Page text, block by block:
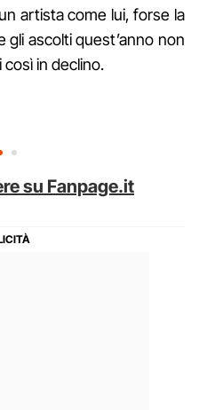
artista come lui, forse la
ascolti quest’anno non
in declino.
su Fanpage.it